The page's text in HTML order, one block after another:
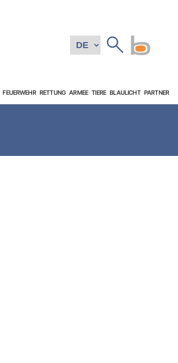
FEUERWEHR RETTUNG ARMEE TIERE BLAULICHT PARTNER